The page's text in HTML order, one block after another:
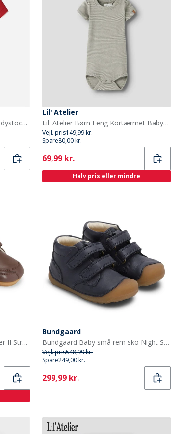
Name It Danmark VM Baby Bodystocking True Red Denmark
Lil' Atelier
Lil' Atelier Børn Feng Kortærmet Babybody Overland Trek
Vejl. pris149,99 kr.
Spare80,00 kr.
Current
69,99 kr.
Halv pris eller mindre
Bundgaard spædBørn Prewalker II Strop Sko Brown Ws
Bundgaard
Bundgaard Baby små rem sko Night Sky Ws
Vejl. pris548,99 kr.
Spare249,00 kr.
Current
299,99 kr.